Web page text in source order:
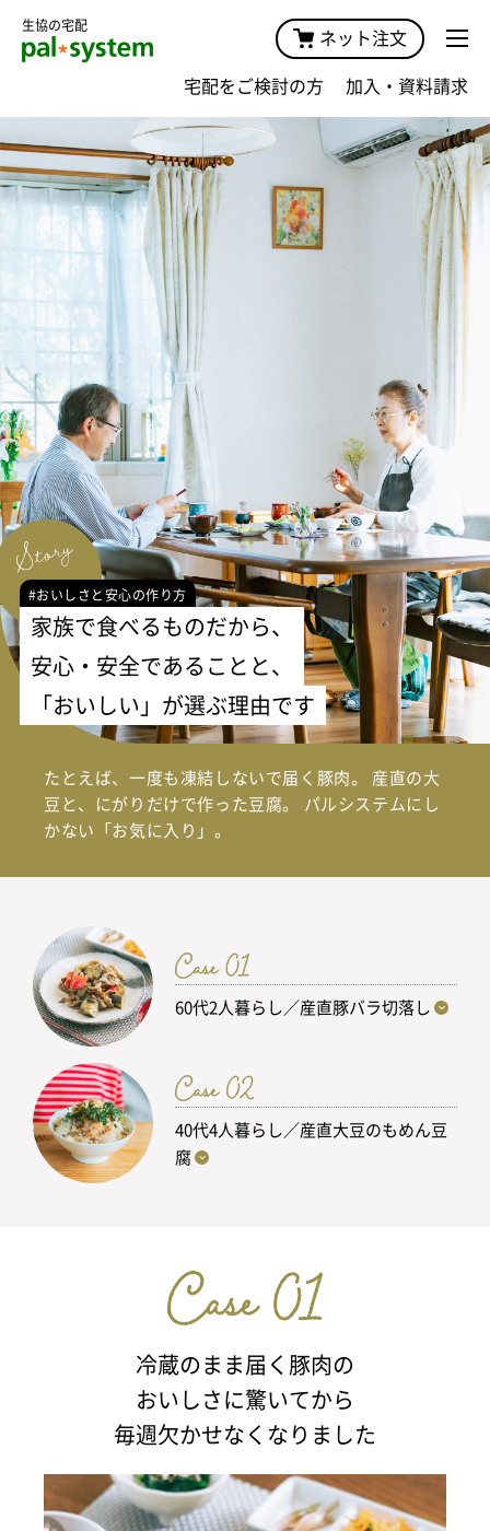
生協の宅配
ネット注文
宅配をご検討の方 加入・資料請求
#おいしさと安心の作り方
家族で食べるものだから、
安心・安全であることと、
「おいしい」が選ぶ理由です
たとえば、一度も凍結しないで届く豚肉。
産直の大
豆と、にがりだけで作った豆腐。
パルシステムにし
かない「お気に入り」。
60代2人暮らし／産直豚バラ切落し
40代4人暮らし／産直大豆のもめん豆
腐
冷蔵のまま届く豚肉の
おいしさに驚いてから
毎週欠かせなくなりました